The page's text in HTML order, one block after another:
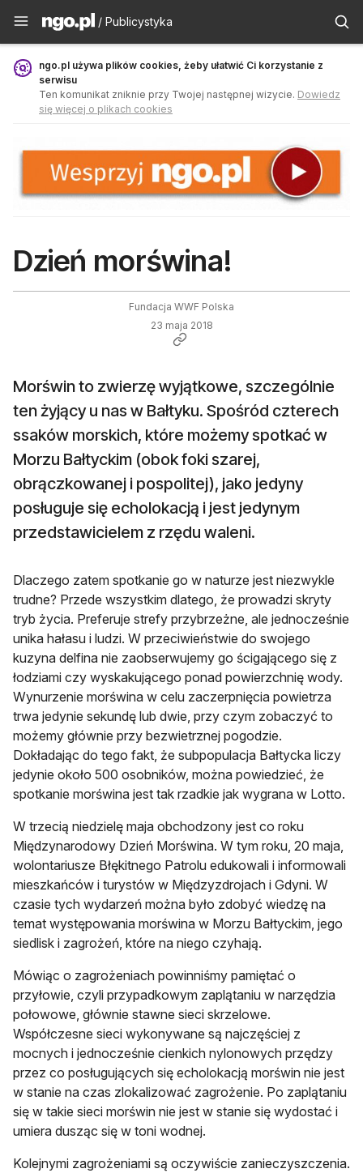
Publicystyka - ngo.pl
/ Publicystyka
ngo.pl używa plików cookies, żeby ułatwić Ci korzystanie z
serwisu
Ten komunikat zniknie przy Twojej następnej wizycie. Dowiedz
się więcej o plikach cookies
Dzień morświna!
Fundacja WWF Polska
23 maja 2018
Morświn to zwierzę wyjątkowe, szczególnie
ten żyjący u nas w Bałtyku. Spośród czterech
ssaków morskich, które możemy spotkać w
Morzu Bałtyckim (obok foki szarej,
obrączkowanej i pospolitej), jako jedyny
posługuje się echolokacją i jest jedynym
przedstawicielem z rzędu waleni.
Dlaczego zatem spotkanie go w naturze jest niezwykle
trudne? Przede wszystkim dlatego, że prowadzi skryty
tryb życia. Preferuje strefy przybrzeżne, ale jednocześnie
unika hałasu i ludzi. W przeciwieństwie do swojego
kuzyna delfina nie zaobserwujemy go ścigającego się z
łodziami czy wyskakującego ponad powierzchnię wody.
Wynurzenie morświna w celu zaczerpnięcia powietrza
trwa jedynie sekundę lub dwie, przy czym zobaczyć to
możemy głównie przy bezwietrznej pogodzie.
Dokładając do tego fakt, że subpopulacja Bałtycka liczy
jedynie około 500 osobników, można powiedzieć, że
spotkanie morświna jest tak rzadkie jak wygrana w Lotto.
W trzecią niedzielę maja obchodzony jest co roku
Międzynarodowy Dzień Morświna. W tym roku, 20 maja,
wolontariusze Błękitnego Patrolu edukowali i informowali
mieszkańców i turystów w Międzyzdrojach i Gdyni. W
czasie tych wydarzeń można było zdobyć wiedzę na
temat występowania morświna w Morzu Bałtyckim, jego
siedlisk i zagrożeń, które na niego czyhają.
Mówiąc o zagrożeniach powinniśmy pamiętać o
przyłowie, czyli przypadkowym zaplątaniu w narzędzia
połowowe, głównie stawne sieci skrzelowe.
Współczesne sieci wykonywane są najczęściej z
mocnych i jednocześnie cienkich nylonowych przędzy
przez co posługujących się echolokacją morświn nie jest
w stanie na czas zlokalizować zagrożenie. Po zaplątaniu
się w takie sieci morświn nie jest w stanie się wydostać i
umiera dusząc się w toni wodnej.
Kolejnymi zagrożeniami są oczywiście zanieczyszczenia.